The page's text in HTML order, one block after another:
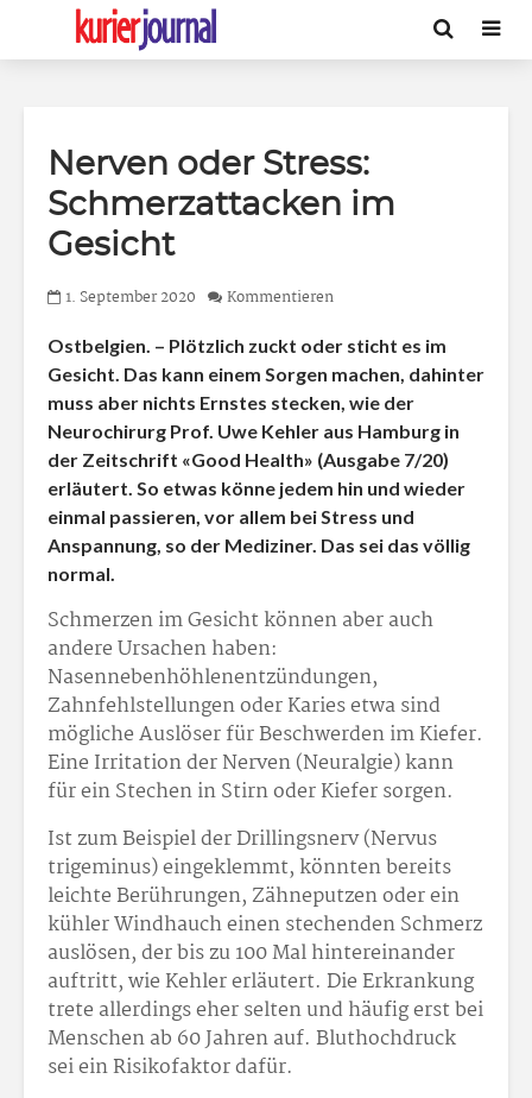
Nerven oder Stress:
Schmerzattacken im
Gesicht
1. September 2020 Kommentieren
Ostbelgien. – Plötzlich zuckt oder sticht es im
Gesicht. Das kann einem Sorgen machen, dahinter
muss aber nichts Ernstes stecken, wie der
Neurochirurg Prof. Uwe Kehler aus Hamburg in
der Zeitschrift «Good Health» (Ausgabe 7/20)
erläutert. So etwas könne jedem hin und wieder
einmal passieren, vor allem bei Stress und
Anspannung, so der Mediziner. Das sei das völlig
normal.
Schmerzen im Gesicht können aber auch
andere Ursachen haben:
Nasennebenhöhlenentzündungen,
Zahnfehlstellungen oder Karies etwa sind
mögliche Auslöser für Beschwerden im Kiefer.
Eine Irritation der Nerven (Neuralgie) kann
für ein Stechen in Stirn oder Kiefer sorgen.
Ist zum Beispiel der Drillingsnerv (Nervus
trigeminus) eingeklemmt, könnten bereits
leichte Berührungen, Zähneputzen oder ein
kühler Windhauch einen stechenden Schmerz
auslösen, der bis zu 100 Mal hintereinander
auftritt, wie Kehler erläutert. Die Erkrankung
trete allerdings eher selten und häufig erst bei
Menschen ab 60 Jahren auf. Bluthochdruck
sei ein Risikofaktor dafür.